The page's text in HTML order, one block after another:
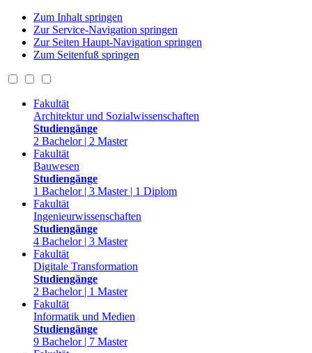
Zum Inhalt springen
Zur Service-Navigation springen
Zur Seiten Haupt-Navigation springen
Zum Seitenfuß springen
Fakultät
Architektur und Sozialwissenschaften
Studiengänge
2 Bachelor | 2 Master
Fakultät
Bauwesen
Studiengänge
1 Bachelor | 3 Master | 1 Diplom
Fakultät
Ingenieurwissenschaften
Studiengänge
4 Bachelor | 3 Master
Fakultät
Digitale Transformation
Studiengänge
2 Bachelor | 1 Master
Fakultät
Informatik und Medien
Studiengänge
9 Bachelor | 7 Master